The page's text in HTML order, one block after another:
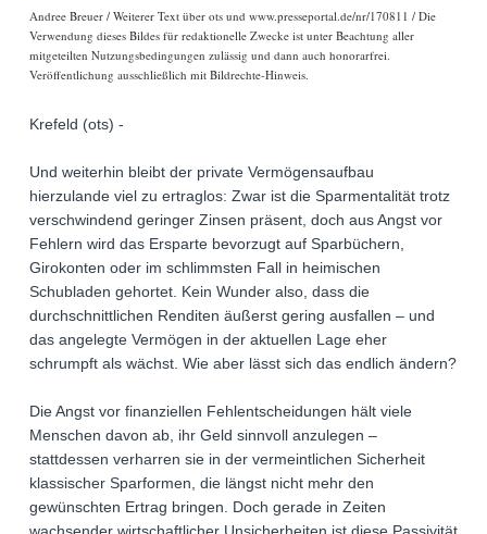
Andree Breuer / Weiterer Text über ots und www.presseportal.de/nr/170811 / Die
Verwendung dieses Bildes für redaktionelle Zwecke ist unter Beachtung aller
mitgeteilten Nutzungsbedingungen zulässig und dann auch honorarfrei.
Veröffentlichung ausschließlich mit Bildrechte-Hinweis.
Krefeld (ots) -
Und weiterhin bleibt der private Vermögensaufbau
hierzulande viel zu ertraglos: Zwar ist die Sparmentalität trotz
verschwindend geringer Zinsen präsent, doch aus Angst vor
Fehlern wird das Ersparte bevorzugt auf Sparbüchern,
Girokonten oder im schlimmsten Fall in heimischen
Schubladen gehortet. Kein Wunder also, dass die
durchschnittlichen Renditen äußerst gering ausfallen – und
das angelegte Vermögen in der aktuellen Lage eher
schrumpft als wächst. Wie aber lässt sich das endlich ändern?
Die Angst vor finanziellen Fehlentscheidungen hält viele
Menschen davon ab, ihr Geld sinnvoll anzulegen –
stattdessen verharren sie in der vermeintlichen Sicherheit
klassischer Sparformen, die längst nicht mehr den
gewünschten Ertrag bringen. Doch gerade in Zeiten